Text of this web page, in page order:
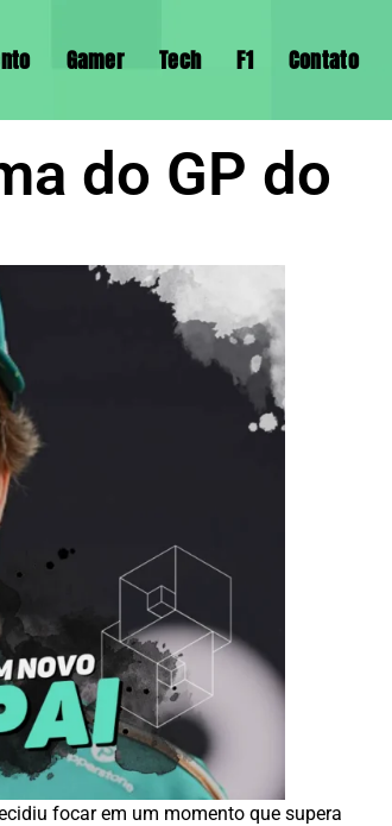
Gamer Tech F1 Contato
do GP do
focar em um momento que supera